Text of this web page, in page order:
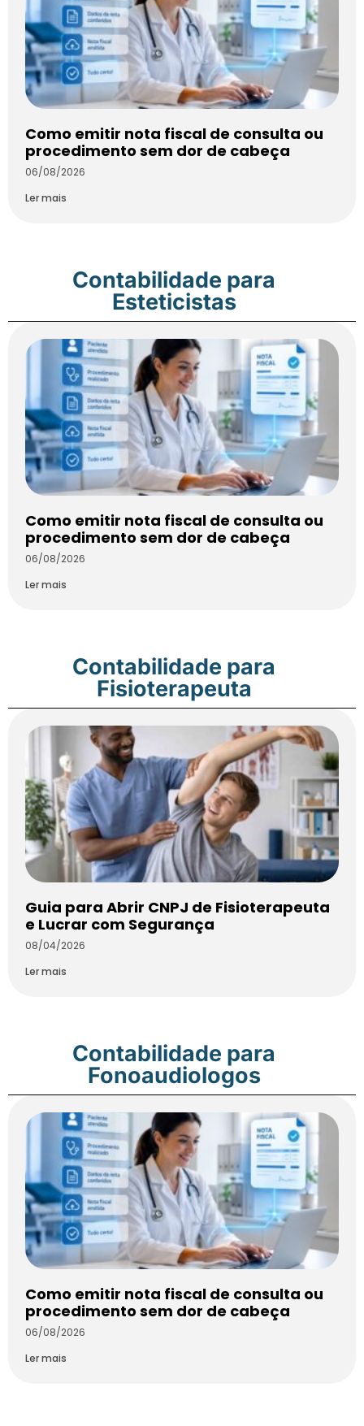
Como emitir nota fiscal de consulta ou
procedimento sem dor de cabeça
06/08/2026
Ler mais
Contabilidade para
Esteticistas
Como emitir nota fiscal de consulta ou
procedimento sem dor de cabeça
06/08/2026
Ler mais
Contabilidade para
Fisioterapeuta
Guia para Abrir CNPJ de Fisioterapeuta
e Lucrar com Segurança
08/04/2026
Ler mais
Contabilidade para
Fonoaudiologos
Como emitir nota fiscal de consulta ou
procedimento sem dor de cabeça
06/08/2026
Ler mais